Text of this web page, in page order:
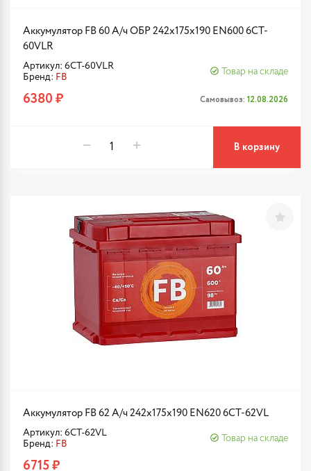
Аккумулятор FB 60 А/ч ОБР 242х175х190 EN600 6CT-
60VLR
Артикул: 6CT-60VLR
Бренд: FB
Товар на складе
6380 ₽ Самовывоз: 12.08.2026
В корзину
Аккумулятор FB 62 А/ч 242х175х190 EN620 6CT-62VL
Артикул: 6CT-62VL
Бренд: FB
Товар на складе
6715 ₽